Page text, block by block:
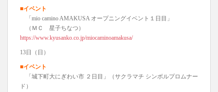
■イベント
「mio camino AMAKUSA オープニングイベント１日目」
（ＭＣ 星子ちなつ）
https://www.kyusanko.co.jp/miocaminoamakusa/
13日（日）
■イベント
「城下町大にぎわい市 ２日目」（サクラマチ シンボルプロムナー
ド）